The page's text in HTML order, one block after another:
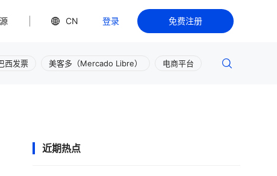
CN 登录 免费注册
西发票 美客多（Mercado Libre） 电商平台
近期热点